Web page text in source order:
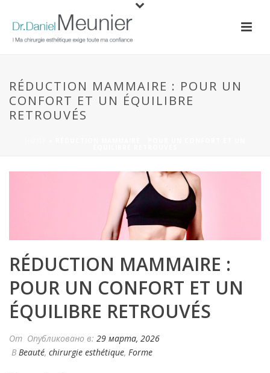
RÉDUCTION MAMMAIRE : POUR UN
CONFORT ET UN ÉQUILIBRE
RETROUVÉS
RÉDUCTION MAMMAIRE :
POUR UN CONFORT ET UN
ÉQUILIBRE RETROUVÉS
От Опубликовано в: 29 марта, 2026
В Beauté, chirurgie esthétique, Forme